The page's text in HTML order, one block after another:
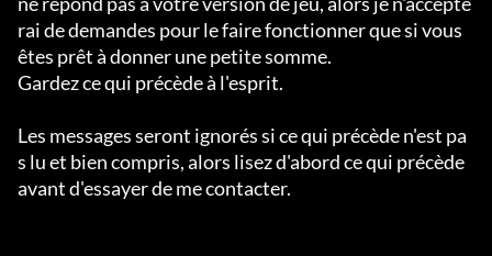
rai de demandes pour le faire fonctionner que si vous
êtes prêt à donner une petite somme.
Gardez ce qui précède à l'esprit.
Les messages seront ignorés si ce qui précède n'est pa
s lu et bien compris, alors lisez d'abord ce qui précède
avant d'essayer de me contacter.